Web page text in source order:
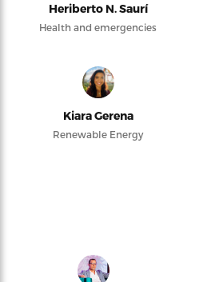
Heriberto N. Saurí
Health and emergencies
Kiara Gerena
Renewable Energy